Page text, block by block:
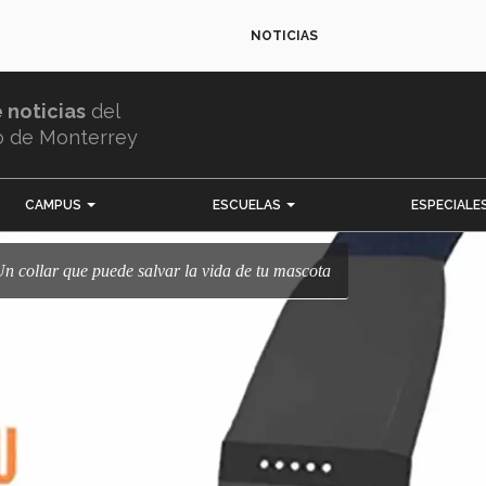
NOTICIAS
noticias del
de Monterrey
CAMPUS ESCUELAS
Un collar que puede salvar la vida de tu mascota